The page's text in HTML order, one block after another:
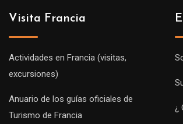
Visita Francia
Actividades en Francia (visitas,
excursiones)
Anuario de los guías oficiales de
Turismo de Francia
¿